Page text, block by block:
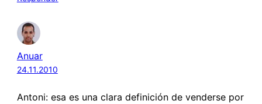
Anuar
24.11.2010
Antoni: esa es una clara definición de venderse por